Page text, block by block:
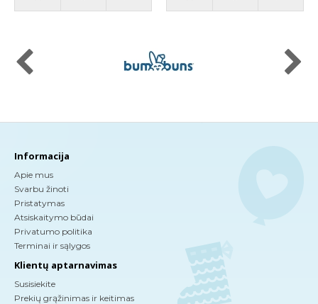
Informacija
Apie mus
Svarbu žinoti
Pristatymas
Atsiskaitymo būdai
Privatumo politika
Terminai ir sąlygos
Klientų aptarnavimas
Susisiekite
Prekių grąžinimas ir keitimas